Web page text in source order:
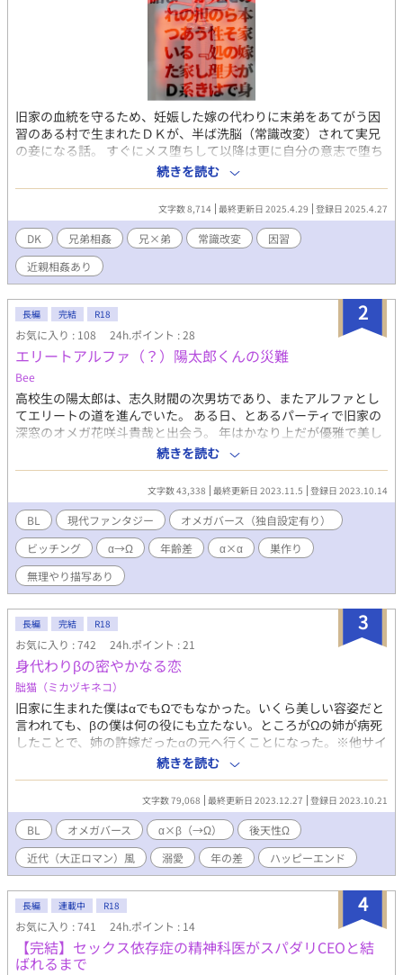
旧家の血統を守るため、妊娠した嫁の代わりに末弟をあてがう因
習のある村で生まれたＤＫが、半ば洗脳（常識改変）されて実兄
の妾になる話。 すぐにメス堕ちして以降は更に自分の意志で堕ち
ていきます。 割とみんなバカで幸せ。 受けはＤＫ～ＤＤです。 和
清×慶治 モブ×慶治 Pixiv
https://www.pixiv.net/novel/show.php?id=24338446 ムーンラ
イトノベルズ https://novel18.syosetu.com/n0240kh/
fujossy https://fujossy.jp/books/30683
続きを読む
文字数 8,714 最終更新日 2025.4.29 登録日 2025.4.27
DK 兄弟相姦 兄×弟 常識改変
因習
近親相姦あり
2
長編 完結 R18
お気に入り : 108 24h.ポイント : 28
エリートアルファ（？）陽太郎くんの災難
Bee
高校生の陽太郎は、志久財閥の次男坊であり、またアルファとし
てエリートの道を進んでいた。 ある日、とあるパーティで旧家の
深窓のオメガ花咲斗貴哉と出会う。 年はかなり上だが優雅で美し
い斗貴哉に一目惚れをするも、陽太郎にはすでに婚約者であるオ
メガのヒカルがいた。 由緒ある家柄の斗貴哉と庶民のヒカル。美
しさも家柄もヒカルより上の斗貴哉に心惹かれるものの、斗貴哉
は同級生でアルファでもある宮前の婚約者となってしまう。 斗貴
哉のことは諦め、卒業を前にヒカルと婚前旅行に行こうとしてい
た陽太郎の前に宮前が現れ、陽太郎の匂いが気になると言い出し
て―― 自尊心が高く他人を見下し気味なエリートアルファの陽太
郎と、それに振り回されつつもニコニコと愛想よく振るまう貧乏
なヒカル。そして年齢は30歳オーバーだけど美しい深窓のオメガ
宮前。 最初はアルファの陽太郎とオメガのヒカルの話から始ま
り、途中からは斗貴哉×陽太郎になります。 ヒカルとのR18シー
ンはありません。 アルファ→オメガへのビッチングがあります。
無理やり表現あり。 オメガバースの世界観をお借りしています
が、ビッチングなど独自設定があります。 ※他サイトでも公開し
ていますが、アルファポリス版は序盤を大きく改稿しており、若
干ですが設定が異なるところもあります。
続きを読む
文字数 43,338 最終更新日 2023.11.5 登録日 2023.10.14
BL 現代ファンタジー
オメガバース（独自設定有り）
ビッチング
α→Ω 年齢差 α×α
巣作り
無理やり描写あり
3
長編 完結 R18
お気に入り : 742 24h.ポイント : 21
身代わりβの密やかなる恋
朏猫（ミカヅキネコ）
旧家に生まれた僕はαでもΩでもなかった。いくら美しい容姿だと
言われても、βの僕は何の役にも立たない。ところがΩの姉が病死
したことで、姉の許嫁だったαの元へ行くことになった。※他サイ
トにも掲載 ［名家次男のα × 落ちぶれた旧家のβ（→Ω） / BL /
R18］
続きを読む
文字数 79,068 最終更新日 2023.12.27 登録日 2023.10.21
BL オメガバース α×β（→Ω）
後天性Ω
近代（大正ロマン）風
溺愛 年の差 ハッピーエンド
4
長編 連載中 R18
お気に入り : 741 24h.ポイント : 14
【完結】セックス依存症の精神科医がスパダリCEOと結
ばれるまで